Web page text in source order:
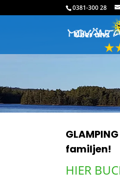
0381-300 28
Über uns
familjen!
HIER